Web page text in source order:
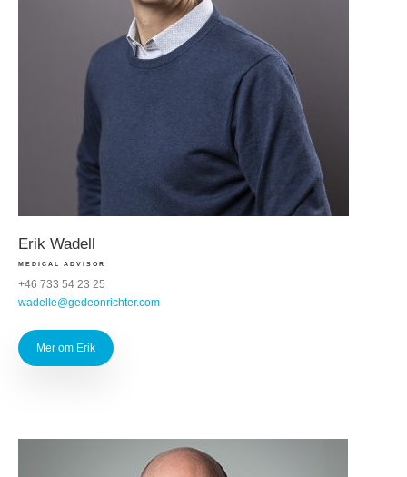
Erik Wadell
MEDICAL ADVISOR
+46 733 54 23 25
wadelle@gedeonrichter.com
Mer om Erik